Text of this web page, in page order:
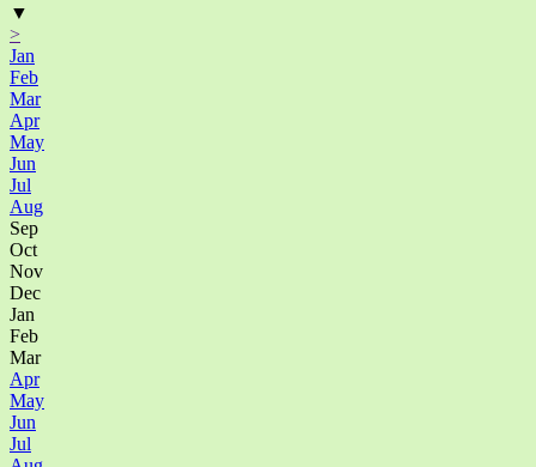
▼
>
Jan
Feb
Mar
Apr
May
Jun
Jul
Aug
Sep
Oct
Nov
Dec
Jan
Feb
Mar
Apr
May
Jun
Jul